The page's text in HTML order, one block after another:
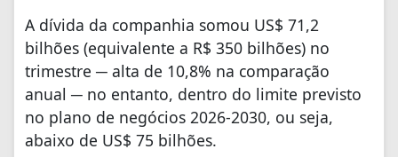
A dívida da companhia somou US$ 71,2
bilhões (equivalente a R$ 350 bilhões) no
trimestre ─ alta de 10,8% na comparação
anual ─ no entanto, dentro do limite previsto
no plano de negócios 2026-2030, ou seja,
abaixo de US$ 75 bilhões.